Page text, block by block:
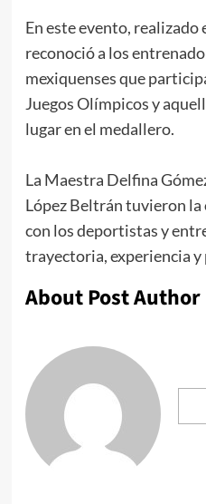
En este evento, realizado
reconoció a los
mexiquenses que
Juegos Olímpicos y
lugar en el medallero.
La Maestra Delfina
López Beltrán tuvieron
con los deportistas y
trayectoria, experiencia y
About Post Author